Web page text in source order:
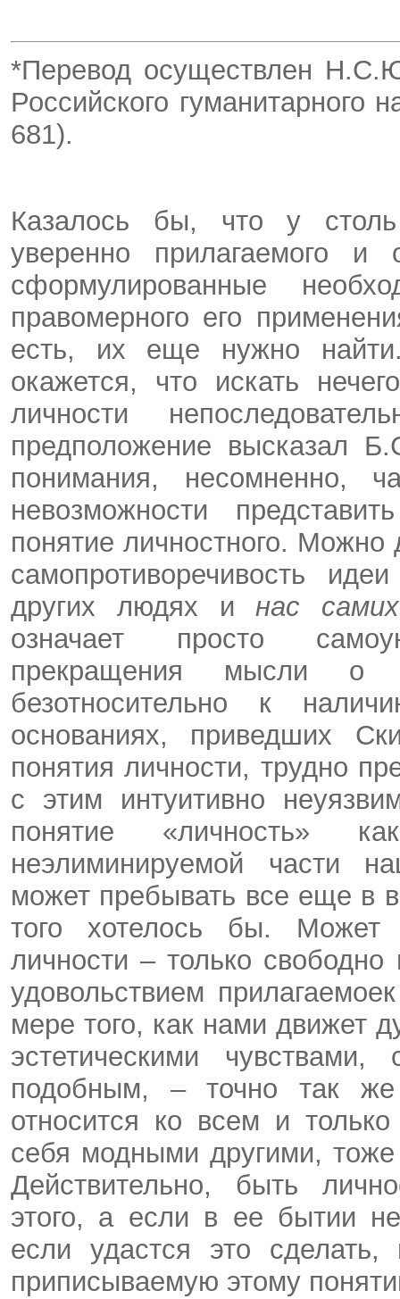
*Перевод осуществлен
Российского
681).
Казалось бы, что у
уверенно прилагаемого и
сформулированные
правомерного его
есть, их еще нужно
окажется, что искать
личности
предположение высказал
понимания, несомненно,
невозможности
понятие личностного.
самопротиворечивость
других людях инас
означает просто
прекращения мысли о
безотносительно к
основаниях, приведших
понятия личности, трудно
с этим интуитивно
понятие «личность»
неэлиминируемой части
может пребывать все еще в
того хотелось бы. Может
личности – только
удовольствием
мере того, как нами движет
эстетическими
подобным, – точно так
относится ко всем и
себя модными другими,
Действительно, быть
этого, а если в ее бытии
если удастся это сделать,
приписываемую этому